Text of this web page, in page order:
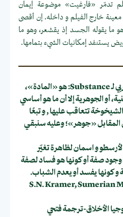
تدمّر «فارغيت» موضوعة إيمان
خارج الفيلم و داخله. إن أقصى
ما يقوله الجسد إذ يقشعر، وهو ما
يستنفد إمكانيات الشيء بتمامها.
1.من المعروف أن المقابل العربي لـ Substance: هو «المادة»،
أو الجوهرية إلا أن ما هو أساسي
تتعاقب عليها , و تبعًا
المقابل «جوهر»؛ وعليه سنبقي
و اسمان لظاهرة تغيّر
صفة أو كونها هو فساد لصفة
و كونها يفسد أو يعدم الشباب.
3.S.N. Kramer,
الأخلاق-ترجمة فتحي